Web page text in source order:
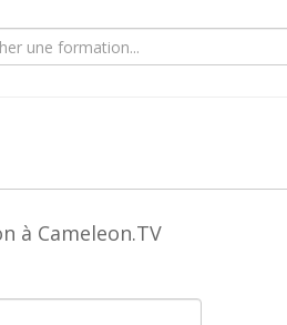
à Cameleon.TV